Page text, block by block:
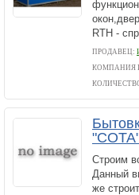
RTH -
ПРОДАВЕЦ:
КОМПАНИЯ
Строим
Данный
же